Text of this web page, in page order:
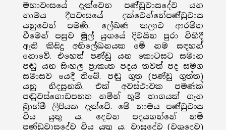
මහාවංසයේ දැක්වෙන පණ්ඩුවාසදේව යන
නාමය දීපවංසයේ දක්වෙන්නේපණ්ඩුවාස
යනුවෙන් පමණි. ලේඛණ කලාව ආරම්භ
වීමෙන් පසුව මුල් යුගයේ දිවයින පුරා විහිදී
ඇති කිසිදු අභිලේඛනයක මේ නම සඳහන්
නොවේ. එහෙත් පණ්ඩු යන කොටසට සමාන
පඬු යන සිංහල ප්‍රාකෘත පදය තවත් පද සමග
සමාසව යෙදී තිබේ. පඬු ගුත (පණ්ඩු ගුත්ත)
යනු නිදසුනකි. එක් අවස්ථාවක පමණක්
පඬුවස්ගොඩපනත නමින් භූමි භාගයක් ගැන
බ්‍රාහ්මී ලිපියක දැක්වේ. මේ නාමය පණ්ඩුවංස
විය යුතු ය. දෙවන පදයගන්නේ නම්
පණ්ඩුවාසදේව විය යුතු ය. වාසුදේව (වශුදෙව)